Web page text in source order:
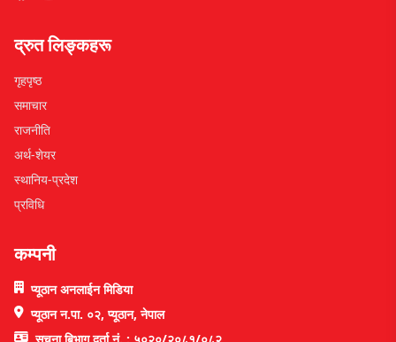
द्रुत लिङ्कहरू
गृहपृष्ठ
समाचार
राजनीति
अर्थ-शेयर
स्थानिय-प्रदेश
प्रविधि
कम्पनी
प्यूठान अनलाईन मिडिया
प्यूठान न.पा. ०२, प्यूठान, नेपाल